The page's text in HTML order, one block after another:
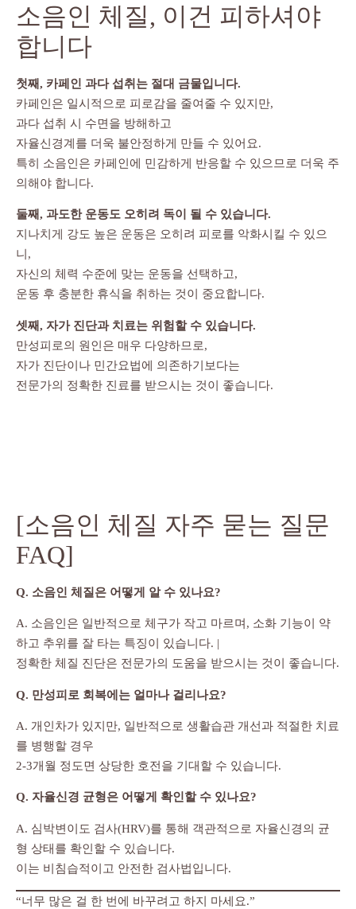
소음인 체질, 이건 피하셔야
합니다
첫째, 카페인 과다 섭취는 절대 금물입니다.
카페인은 일시적으로 피로감을 줄여줄 수 있지만,
과다 섭취 시 수면을 방해하고
자율신경계를 더욱 불안정하게 만들 수 있어요.
특히 소음인은 카페인에 민감하게 반응할 수 있으므로 더욱 주
의해야 합니다.
둘째, 과도한 운동도 오히려 독이 될 수 있습니다.
지나치게 강도 높은 운동은 오히려 피로를 악화시킬 수 있으
니,
자신의 체력 수준에 맞는 운동을 선택하고,
운동 후 충분한 휴식을 취하는 것이 중요합니다.
셋째, 자가 진단과 치료는 위험할 수 있습니다.
만성피로의 원인은 매우 다양하므로,
자가 진단이나 민간요법에 의존하기보다는
전문가의 정확한 진료를 받으시는 것이 좋습니다.
[소음인 체질 자주 묻는 질문
FAQ]
Q. 소음인 체질은 어떻게 알 수 있나요?
A. 소음인은 일반적으로 체구가 작고 마르며, 소화 기능이 약
하고 추위를 잘 타는 특징이 있습니다. |
정확한 체질 진단은 전문가의 도움을 받으시는 것이 좋습니다.
Q. 만성피로 회복에는 얼마나 걸리나요?
A. 개인차가 있지만, 일반적으로 생활습관 개선과 적절한 치료
를 병행할 경우
2-3개월 정도면 상당한 호전을 기대할 수 있습니다.
Q. 자율신경 균형은 어떻게 확인할 수 있나요?
A. 심박변이도 검사(HRV)를 통해 객관적으로 자율신경의 균
형 상태를 확인할 수 있습니다.
이는 비침습적이고 안전한 검사법입니다.
“너무 많은 걸 한 번에 바꾸려고 하지 마세요.”